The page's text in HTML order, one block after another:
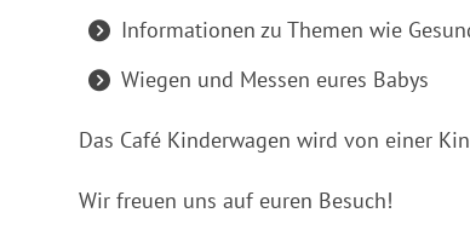
Informationen zu Themen wie
Wiegen und Messen eures Babys
Das Café Kinderwagen wird von einer
Wir freuen uns auf euren Besuch!